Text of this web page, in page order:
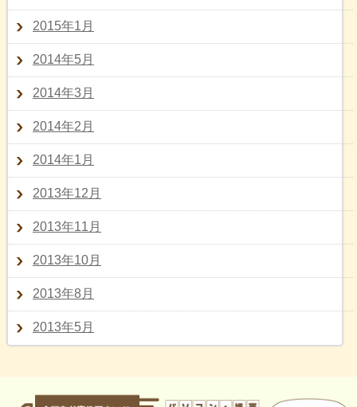
2015年1月
2014年5月
2014年3月
2014年2月
2014年1月
2013年12月
2013年11月
2013年10月
2013年8月
2013年5月